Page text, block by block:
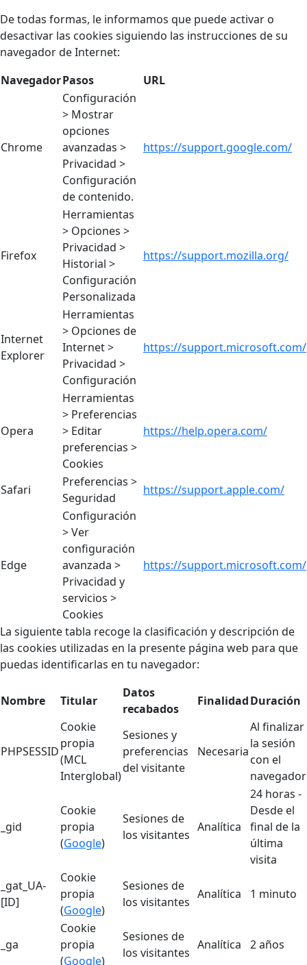
De todas formas, le informamos que puede activar o
desactivar las cookies siguiendo las instrucciones de su
navegador de Internet:
NavegadorPasos URL
Chrome
Configuración
> Mostrar
opciones
avanzadas >
Privacidad >
Configuración
de contenido.
https://support.google.com/
Firefox
Herramientas
> Opciones >
Privacidad >
Historial >
Configuración
Personalizada
https://support.mozilla.org/
Internet
Explorer
Herramientas
> Opciones de
Internet >
Privacidad >
Configuración
https://support.microsoft.com/
Opera
Herramientas
> Preferencias
> Editar
preferencias >
Cookies
https://help.opera.com/
Safari
Preferencias >
Seguridad
https://support.apple.com/
Edge
Configuración
> Ver
configuración
avanzada >
Privacidad y
servicios >
Cookies
https://support.microsoft.com/
La siguiente tabla recoge la clasificación y descripción de
las cookies utilizadas en la presente página web para que
puedas identificarlas en tu navegador:
Nombre Titular
Datos
recabados
FinalidadDuración
PHPSESSID
Cookie
propia
(MCL
Interglobal)
Sesiones y
preferencias
del visitante
Necesaria
Al finalizar
la sesión
con el
navegador
_gid
Cookie
propia
(Google)
Sesiones de
los visitantes
Analítica
24 horas -
Desde el
final de la
última
visita
_gat_UA-
[ID]
Cookie
propia
(Google)
Sesiones de
los visitantes
Analítica 1 minuto
_ga
Cookie
propia
(Google)
Sesiones de
los visitantes
Analítica 2 años